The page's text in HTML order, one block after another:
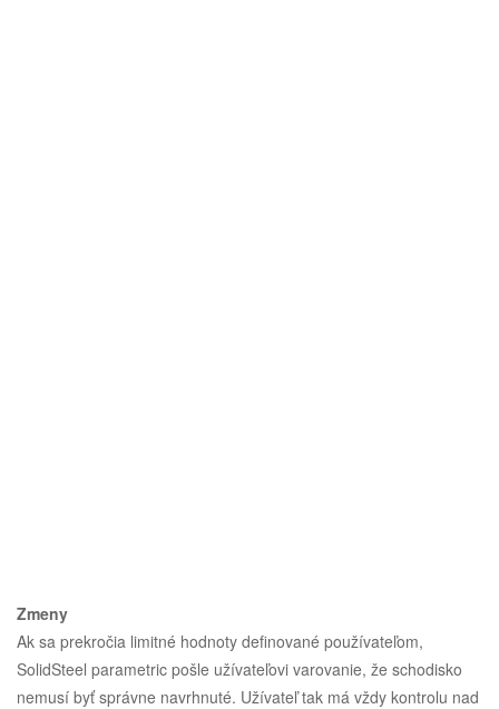
Zmeny
Ak sa prekročia limitné hodnoty definované používateľom,
SolidSteel parametric pošle užívateľovi varovanie, že schodisko
nemusí byť správne navrhnuté. Užívateľ tak má vždy kontrolu nad